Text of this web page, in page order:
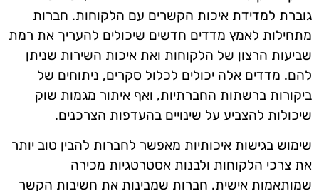
גוברת למדידת איכות הקשרים עם הלקוחות. חברות
מתחילות לאמץ מדדים חדשים שיכולים להעריך את רמת
שביעות הרצון של הלקוחות ואת איכות השירות שניתן
להם. מדדים אלה יכולים לכלול סקרים, ניתוחים של
ביקורות ברשתות החברתיות, ואף איתור מגמות שוק
שיכולות להצביע על שינויים בהעדפות הצרכנים.
שימוש בגישות איכותיות מאפשר לחברות להבין טוב יותר
את צרכי הלקוחות ולבנות אסטרטגיות מכירה
שמותאמות אישית. חברות שמבינות את חשיבות הקשר